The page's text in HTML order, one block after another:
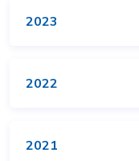
2023
2022
2021